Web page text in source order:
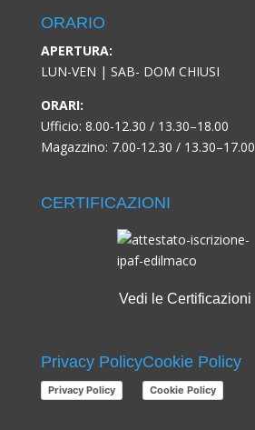
ORARIO
APERTURA:
LUN-VEN | SAB- DOM CHIUSI
ORARI:
Ufficio: 8.00-12.30 / 13.30–18.00
Magazzino: 7.00-12.30 / 13.30–17.00
CERTIFICAZIONI
Vedi le Certificazioni
Privacy Policy
Privacy Policy
Cookie Policy
Cookie Policy